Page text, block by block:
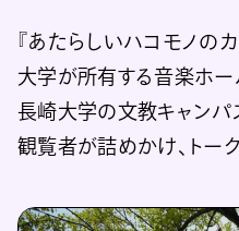
『あたらしいハコモノの
大学が所有する音楽ホー
長崎大学の文教キャンパ
観覧者が詰めかけ、トー